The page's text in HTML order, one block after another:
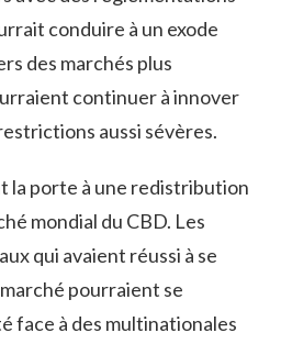
conduire à un exode
des marchés plus
continuer à innover
aussi sévères.
la porte à une redistribution
mondial du CBD. Les
qui avaient réussi à se
pourraient se
face à des multinationales